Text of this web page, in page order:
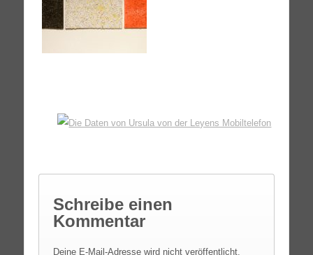
Schreibe einen
Kommentar
Deine E-Mail-Adresse wird nicht veröffentlicht.